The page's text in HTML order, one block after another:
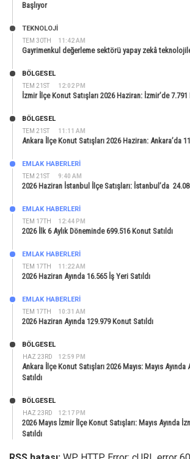
Başlıyor
TEM 30TH 11:42 AM
TEKNOLOJİ
Gayrimenkul değerleme sektörü yapay zekâ
TEM 21ST 12:02 PM
BÖLGESEL
İzmir İlçe Konut Satışları 2026 Haziran: İzmir’de 7.791
TEM 21ST 11:11 AM
BÖLGESEL
Ankara İlçe Konut Satışları 2026 Haziran: Ankara’da
TEM 21ST 9:40 AM
EMLAK HABERLERI
2026 Haziran İstanbul İlçe Satışları: İstanbul’da
TEM 17TH 12:44 PM
EMLAK HABERLERI
2026 İlk 6 Aylık Döneminde 699.516 Konut Satıldı
TEM 17TH 11:22 AM
EMLAK HABERLERI
2026 Haziran Ayında 16.565 İş Yeri Satıldı
TEM 17TH 10:31 AM
EMLAK HABERLERI
2026 Haziran Ayında 129.979 Konut Satıldı
HAZ 23RD 12:59 PM
BÖLGESEL
Ankara İlçe Konut Satışları 2026 Mayıs: Mayıs
Satıldı
HAZ 23RD 12:17 PM
BÖLGESEL
2026 Mayıs İzmir İlçe Konut Satışları: Mayıs Ayında
Satıldı